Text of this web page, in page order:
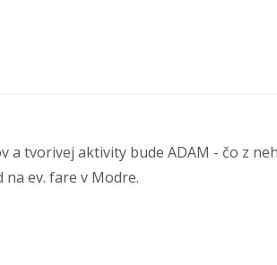
tvorivej aktivity bude ADAM - čo z
na ev. fare v Modre.